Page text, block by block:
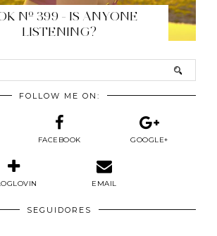
Nº 399 - IS ANYONE
LISTENING?
FOLLOW ME ON:
FACEBOOK GOOGLE+
EMAIL
SEGUIDORES